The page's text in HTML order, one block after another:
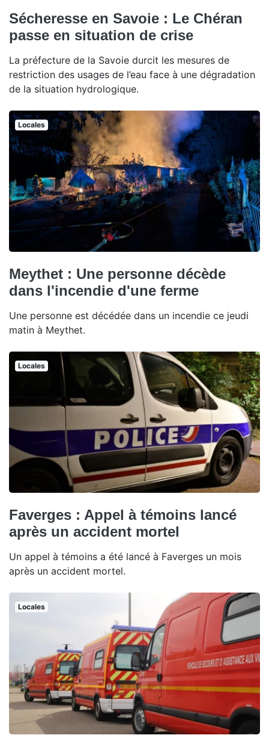
Sécheresse en Savoie : Le Chéran
passe en situation de crise
La préfecture de la Savoie durcit les mesures de
restriction des usages de l’eau face à une dégradation
de la situation hydrologique.
Locales
Meythet : Une personne décède
dans l'incendie d'une ferme
Une personne est décédée dans un incendie ce jeudi
matin à Meythet.
Locales
Faverges : Appel à témoins lancé
après un accident mortel
Un appel à témoins a été lancé à Faverges un mois
après un accident mortel.
Locales